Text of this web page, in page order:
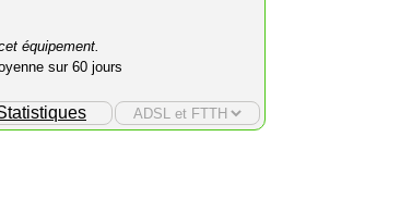
équipement.
sur 60 jours